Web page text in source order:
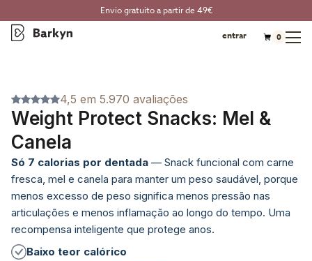
Envio gratuito a partir de 49€
entrar 0
4,5 em 5.970 avaliações
Weight Protect Snacks: Mel &
Canela
Só 7 calorias por dentada — Snack funcional com carne
fresca, mel e canela para manter um peso saudável, porque
menos excesso de peso significa menos pressão nas
articulações e menos inflamação ao longo do tempo. Uma
recompensa inteligente que protege anos.
Baixo teor calórico